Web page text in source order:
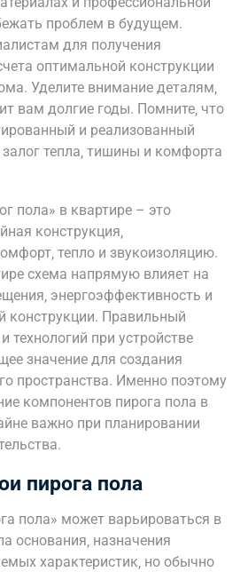
проблем в будущем.
для получения
оптимальной конструкции
Уделите внимание деталям‚
вам долгие годы. Помните‚ что
и реализованный
тепла‚ тишины и комфорта
пола» в квартире – это
конструкция‚
тепло и звукоизоляцию.
схема напрямую влияет на
энергоэффективность и
конструкции. Правильный
технологий при устройстве
значение для создания
пространства. Именно поэтому
компонентов пирога пола в
важно при планировании
пирога пола
пола» может варьироваться в
основания‚ назначения
характеристик‚ но обычно